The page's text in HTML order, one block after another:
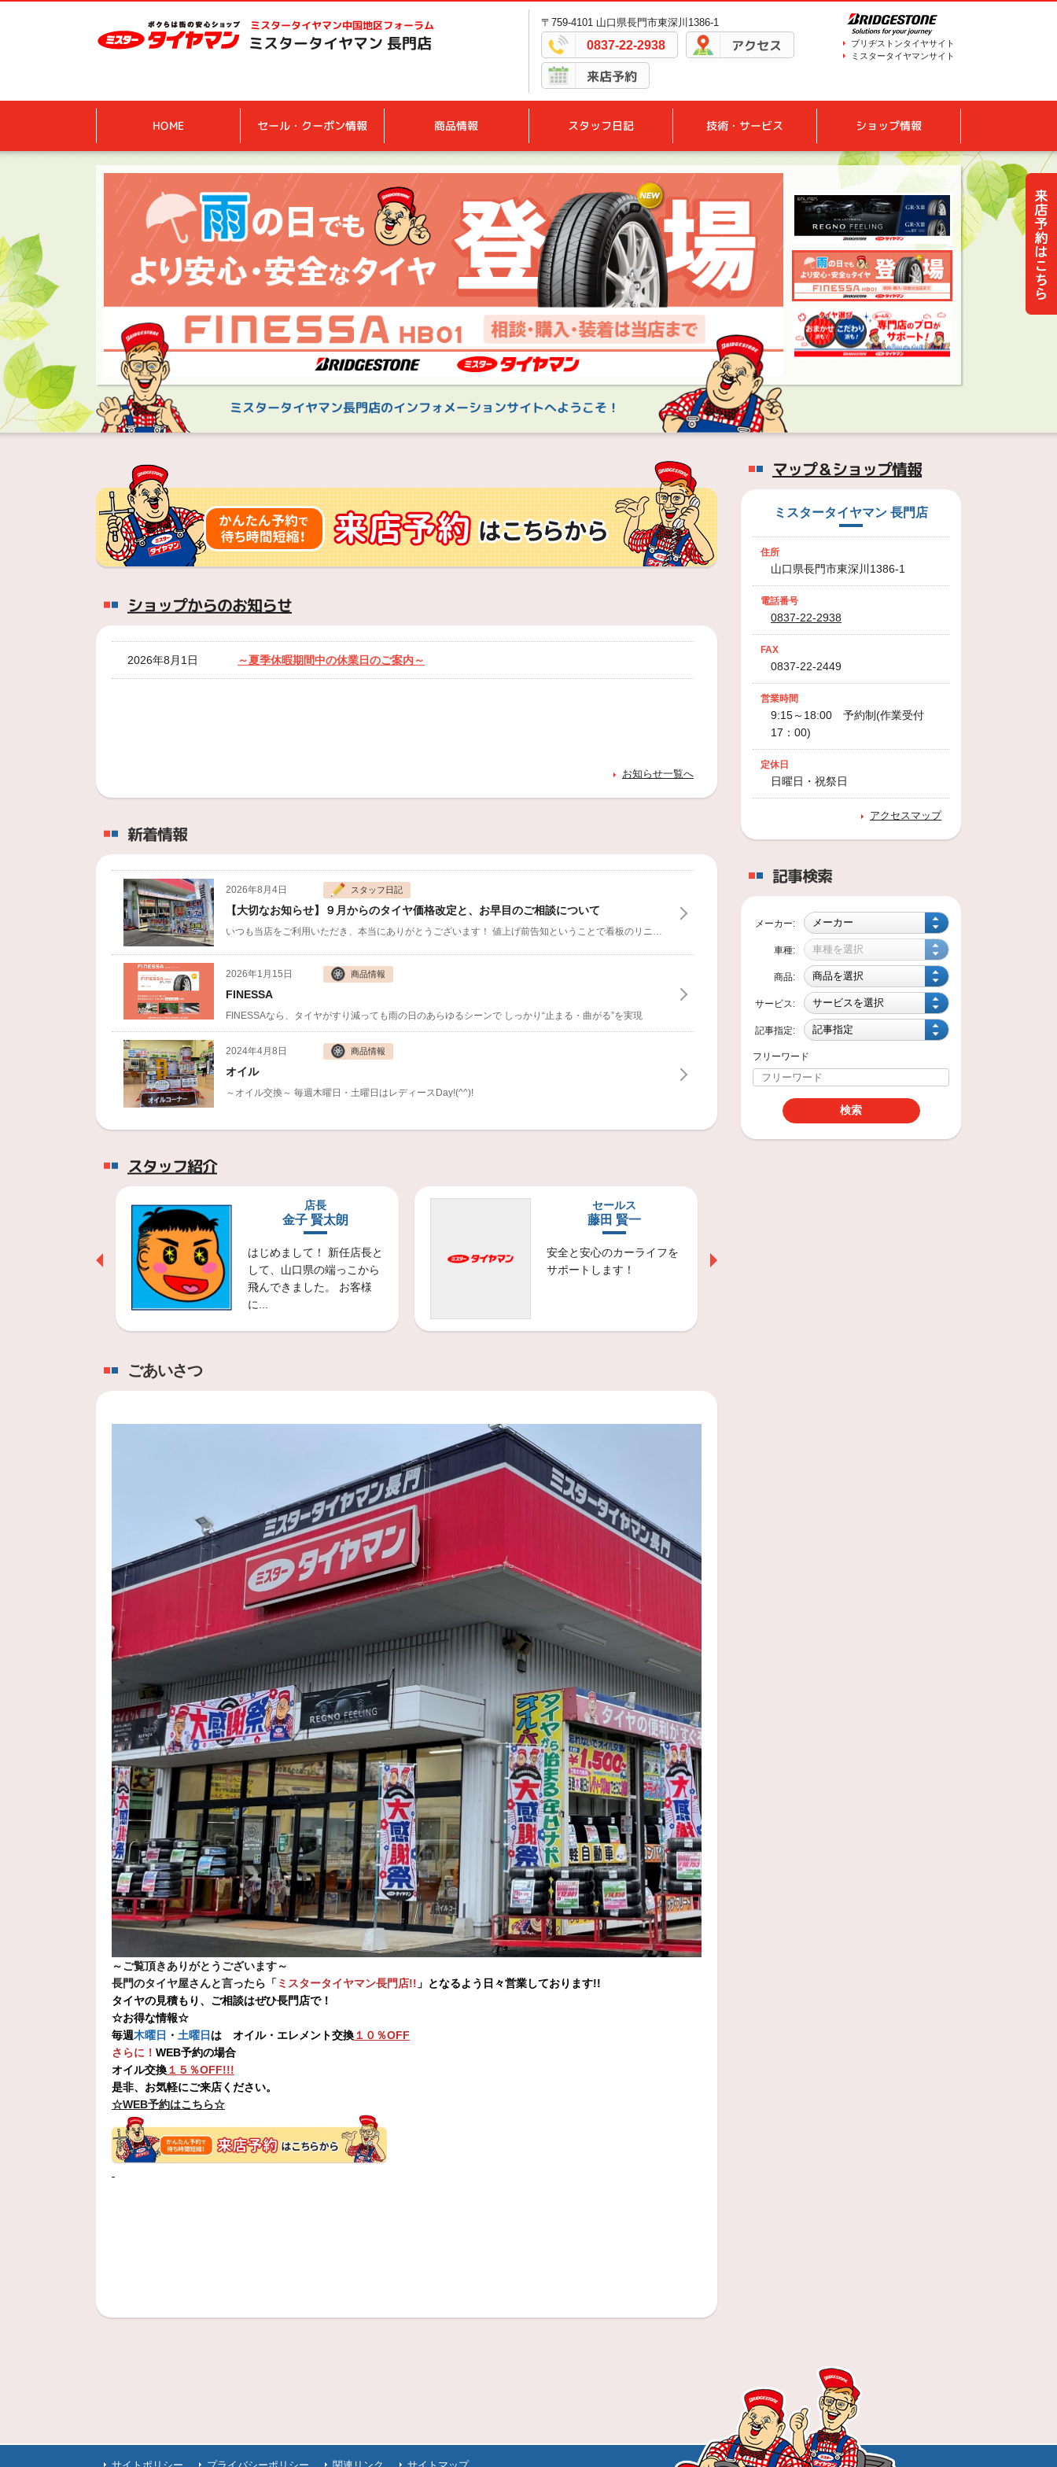
ミスタータイヤマン中国地区フォーラム
ミスタータイヤマン 長門店
〒759-4101 山口県長門市東深川1386-1
0837-22-2938 アクセス
来店予約
ブリヂストンタイヤサイト
ミスタータイヤマンサイト
HOME セール・クーポン情報 商品情報 スタッフ日記 技術・サービス ショップ情報
ミスタータイヤマン長門店のインフォメーションサイトへようこそ！
ショップからのお知らせ
2026年8月1日 ～夏季休暇期間中の休業日のご案内～
お知らせ一覧へ
新着情報
2026年8月4日 スタッフ日記
【大切なお知らせ】９月からのタイヤ価格改定と、お早目のご相談について
いつも当店をご利用いただき、本当にありがとうございます！ 値上げ前告知ということで看板のリニューアルもしてみました★
2026年1月15日 商品情報
FINESSA
FINESSAなら、タイヤがすり減っても雨の日のあらゆるシーンで しっかり“止まる・曲がる”を実現
2024年4月8日 商品情報
オイル
～オイル交換～ 毎週木曜日・土曜日はレディースDay!(^^)!
ブリザック スタッドレスタイヤ
北海道・北東北主要5都市での装着率No.1スタッドレスをお求めのお客様へ！
2022年9月6日 商品情報
デューラー
SUVのスタンダードから4×4のタイヤをお求めのお客様へ
運転中の疲れにくさと、高いウェット性能をお求めのお客様へ！
2022年9月6日 商品情報
ポテンザ
ツーリングやスポーティードライビングの楽しさをお求めのお客様へ！
2022年9月6日 商品情報
レグノ
REGNOは静かで快適な車内空間を追求するため、"路面ごと"の音の違いに着目。進化したサイレントテクノロジーにより、荒れた路面と滑らかな路面、それぞれのノイズ抑制を実現し、静粛性を向上。
2017年3月17日 商品情報
アライメント
アライメントしてみませんか？アライメントのメリット
スタッフ紹介
店長
金子 賢太朗
はじめまして！ 新任店長と
して、山口県の端っこから
飛んできました。 お客様
に...
セールス
藤田 賢一
安全と安心のカーライフを
サポートします！
ごあいさつ
～ご覧頂きありがとうございます～
長門のタイヤ屋さんと言ったら「 ミスタータイヤマン長門店!! 」となるよう日々営業しております!!
タイヤの見積もり、ご相談はぜひ長門店で！
☆お得な情報☆
毎週木曜日 ・ 土曜日 は オイル・エレメント交換１０ ％OFF
さらに！ WEB予約の場合
オイル交換１５％OFF!!!
是非、お気軽にご来店ください。
☆WEB予約はこちら☆
マップ＆ショップ情報
ミスタータイヤマン 長門店
住所
山口県長門市東深川1386-1
電話番号
0837-22-2938
FAX
0837-22-2449
営業時間
9:15～18:00 予約制(作業受付
17：00)
定休日
日曜日・祝祭日
アクセスマップ
記事検索
メーカー:
車種:
商品:
サービス:
記事指定:
フリーワード